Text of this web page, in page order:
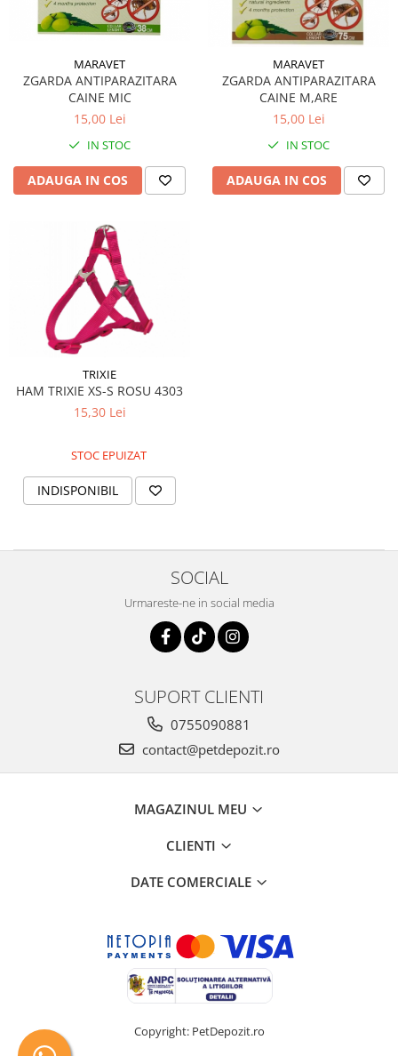
MARAVET
ZGARDA ANTIPARAZITARA
CAINE MIC
15,00 Lei
IN STOC
ADAUGA IN COS
MARAVET
ZGARDA ANTIPARAZITARA
CAINE M,ARE
15,00 Lei
IN STOC
ADAUGA IN COS
TRIXIE
HAM TRIXIE XS-S ROSU 4303
15,30 Lei
STOC EPUIZAT
INDISPONIBIL
SOCIAL
Urmareste-ne in social media
SUPORT CLIENTI
0755090881
contact@petdepozit.ro
MAGAZINUL MEU
CLIENTI
DATE COMERCIALE
Copyright: PetDepozit.ro